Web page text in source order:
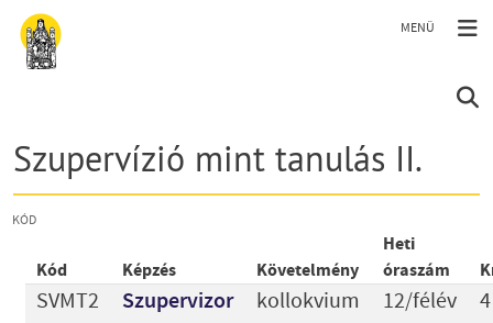
Ugrás a tartalomra
Szupervízió mint tanulás II.
KÓD
Kód Képzés Követelmény
Heti
óraszám
SVMT2 Szupervizor kollokvium 12/félév 4